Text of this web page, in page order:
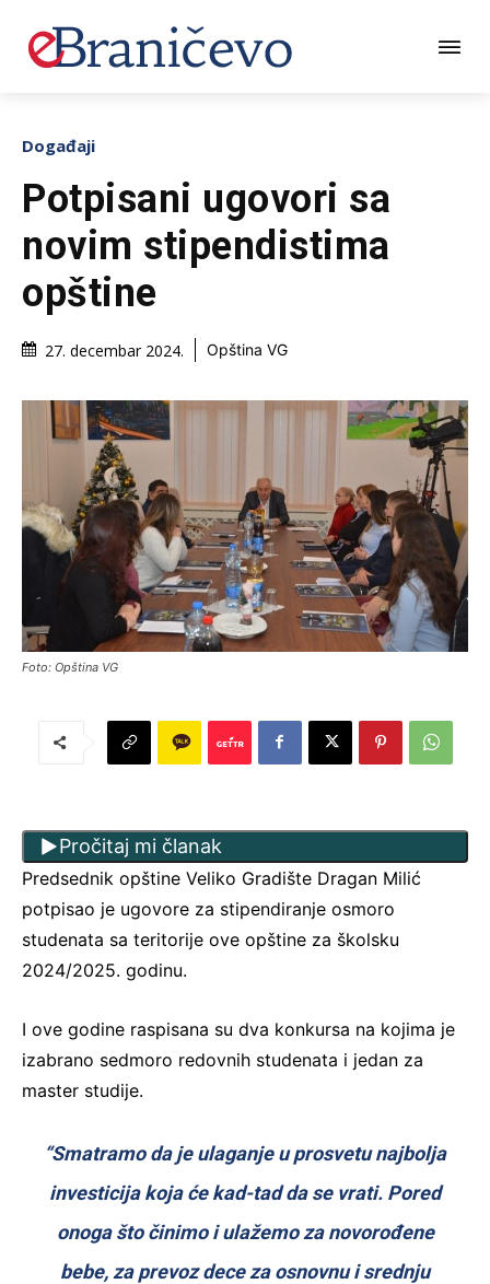
Događaji
Potpisani ugovori sa
novim stipendistima
opštine
27. decembar 2024. Opština VG
Foto: Opština VG
Pročitaj mi članak
Predsednik opštine Veliko Gradište Dragan Milić
potpisao je ugovore za stipendiranje osmoro
studenata sa teritorije ove opštine za školsku
2024/2025. godinu.
I ove godine raspisana su dva konkursa na kojima je
izabrano sedmoro redovnih studenata i jedan za
master studije.
“Smatramo da je ulaganje u prosvetu najbolja
investicija koja će kad-tad da se vrati. Pored
onoga što činimo i ulažemo za novorođene
bebe, za prevoz dece za osnovnu i srednju